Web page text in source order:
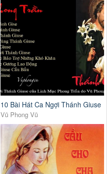
10 Bài Hát Ca Ngợi Thánh Giuse
Vũ Phong Vũ